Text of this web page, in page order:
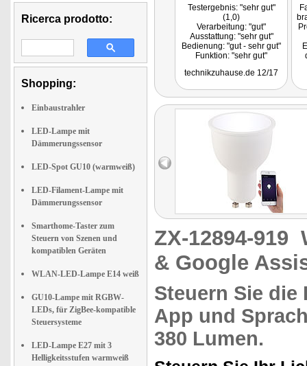
Ricerca prodotto:
Shopping:
Einbaustrahler
LED-Lampe mit
Dämmerungssensor
LED-Spot GU10 (warmweiß)
LED-Filament-Lampe mit
Dämmerungssensor
Smarthome-Taster zum
Steuern von Szenen und
kompatiblen Geräten
WLAN-LED-Lampe E14 weiß
GU10-Lampe mit RGBW-
LEDs, für ZigBee-kompatible
Steuersysteme
LED-Lampe E27 mit 3
Helligkeitsstufen warmweiß
Testergebnis: "sehr gut"
(1,0)
Verarbeitung: "gut"
Ausstattung: "sehr gut"
Bedienung: "gut - sehr gut"
Funktion: "sehr gut"
Lampen haben sich im
technikzuhause.de 12/17
ZX-12894-919
& Google
Steuern Sie
App und
380 Lumen.